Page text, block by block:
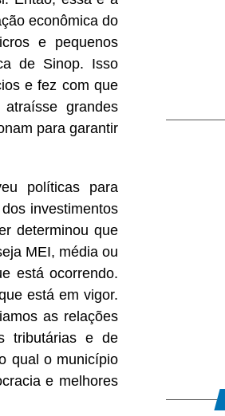
econômica do
e pequenos
de Sinop. Isso
e fez com que
grandes
para garantir
políticas para
investimentos
determinou que
MEI, média ou
está ocorrendo.
está em vigor.
as relações
tributárias e de
qual o município
e melhores